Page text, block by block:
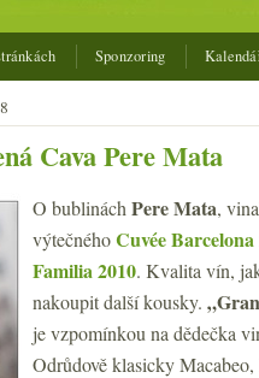
Sponzoring
Cava Pere Mata
O bublinách Pere Mata,
výtečnéhoCuvée Barcelona
Familia 2010. Kvalita vín,
nakoupit další kousky.
je vzpomínkou na dědečka
Odrůdově klasicky